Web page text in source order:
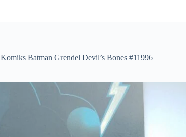
Komiks Batman Grendel Devil’s Bones #11996